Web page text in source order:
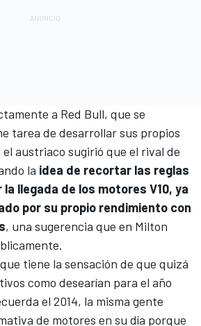
a Red Bull, que se
tarea de desarrollar sus propios
austriaco sugirió que el rival de
la idea de recortar las reglas
llegada de los motores V10, ya
por su propio rendimiento con
, una sugerencia que en Milton
tiene la sensación de que quizá
como desearían para el año
el 2014, la misma gente
de motores en su día porque